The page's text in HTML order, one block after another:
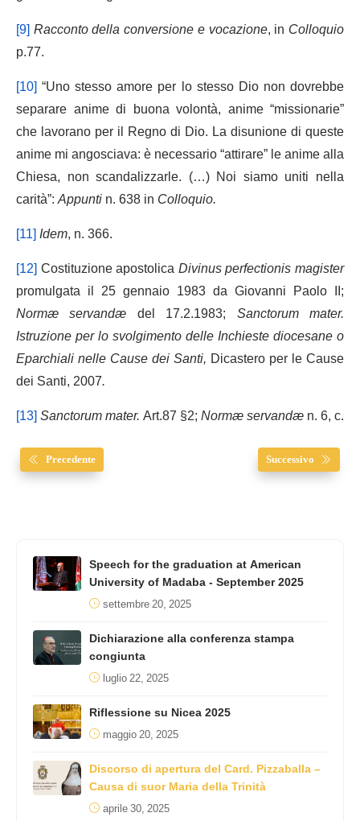
[9]Racconto della conversione e vocazione, in Colloquio
p.77.
[10]“Uno stesso amore per lo stesso Dio non dovrebbe
separare anime di buona volontà, anime “missionarie”
che lavorano per il Regno di Dio. La disunione di queste
anime mi angosciava: è necessario “attirare” le anime alla
Chiesa, non scandalizzarle. (…) Noi siamo uniti nella
carità”:Appuntin. 638 inColloquio.
[11]Idem, n. 366.
[12]Costituzione apostolicaDivinus perfectionis magister
promulgata il 25 gennaio 1983 da Giovanni Paolo II;
Normæ servandæ del 17.2.1983; Sanctorum mater.
Istruzione per lo svolgimento delle Inchieste diocesane o
Eparchiali nelle Cause dei Santi, Dicastero per le Cause
dei Santi, 2007.
[13]Sanctorum mater.Art.87 §2;Normæ servandæn. 6, c.
Precedente Successivo
Speech for the graduation at American
University of Madaba - September 2025
settembre 20, 2025
Dichiarazione alla conferenza stampa
congiunta
luglio 22, 2025
Riflessione su Nicea 2025
maggio 20, 2025
Discorso di apertura del Card. Pizzaballa –
Causa di suor Maria della Trinità
aprile 30, 2025